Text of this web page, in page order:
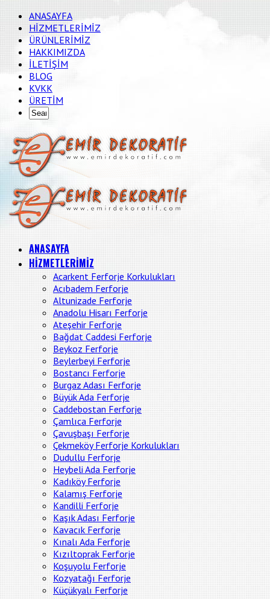
ANASAYFA
HİZMETLERİMİZ
ÜRÜNLERİMİZ
HAKKIMIZDA
İLETİŞİM
BLOG
KVKK
ÜRETİM
ANASAYFA
HİZMETLERİMİZ
Acarkent Ferforje Korkulukları
Acıbadem Ferforje
Altunizade Ferforje
Anadolu Hisarı Ferforje
Ateşehir Ferforje
Bağdat Caddesi Ferforje
Beykoz Ferforje
Beylerbeyi Ferforje
Bostancı Ferforje
Burgaz Adası Ferforje
Büyük Ada Ferforje
Caddebostan Ferforje
Çamlıca Ferforje
Çavuşbaşı Ferforje
Çekmeköy Ferforje Korkulukları
Dudullu Ferforje
Heybeli Ada Ferforje
Kadıköy Ferforje
Kalamış Ferforje
Kandilli Ferforje
Kaşık Adası Ferforje
Kavacık Ferforje
Kınalı Ada Ferforje
Kızıltoprak Ferforje
Koşuyolu Ferforje
Kozyatağı Ferforje
Küçükyalı Ferforje